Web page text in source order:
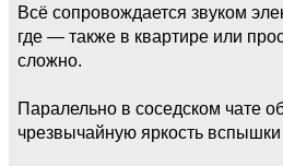
Всё сопровождается звуком
где — также в квартире или
сложно.
Паралельно в соседском чате
чрезвычайную яркость